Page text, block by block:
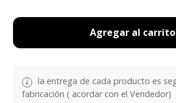
Agregar al carrito
la entrega de cada producto es
fabricación ( acordar con el Vendedor)